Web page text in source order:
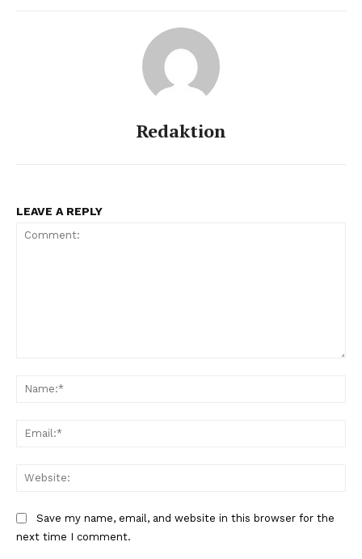
Redaktion
LEAVE A REPLY
Save my name, email, and website in this browser for the
next time I comment.